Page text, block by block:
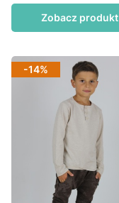
Zobacz produkt
-14%